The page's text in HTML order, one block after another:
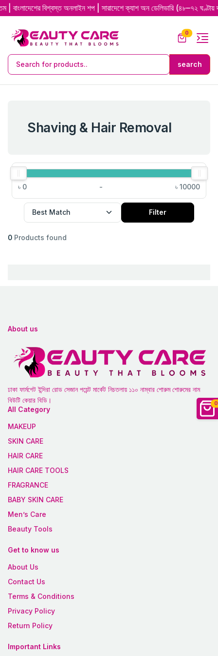
0
বিশ্বস্ত অনলাইন শপ | সারাদেশে ক্যাশ অন ডেলিভারি (৪৮–৭২ ঘণ্টায়
0
Shaving & Hair Removal
৳ 0 - ৳ 10000
Filter
0 Products found
About us
ঢাকা ফার্মগেট ইন্দিরা রোড সেজান পয়েন্ট মার্কেট নিচতলায় ১১০ নাম্বার শোরুম শোরুমের নাম
বিউটি কেয়ার বিডি।
All Category
MAKEUP
SKIN CARE
HAIR CARE
HAIR CARE TOOLS
FRAGRANCE
BABY SKIN CARE
Men’s Care
Beauty Tools
Get to know us
About Us
Contact Us
Terms & Conditions
Privacy Policy
Return Policy
Important Links